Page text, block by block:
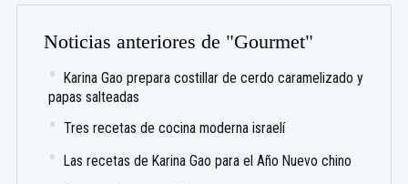
Noticias anteriores de "Gourmet"
Karina Gao prepara costillar de cerdo caramelizado y
papas salteadas
Tres recetas de cocina moderna israelí
Las recetas de Karina Gao para el Año Nuevo chino